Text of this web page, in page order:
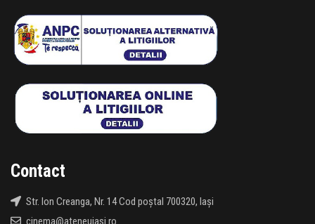
Contact
Str. Ion Creanga, Nr. 14 Cod poștal 700320, Iași
cinema@ateneuiasi.ro